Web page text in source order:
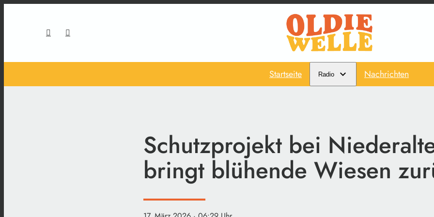
Startseite Radio Nachrichten
Schutzprojekt bei
bringt blühende Wiesen